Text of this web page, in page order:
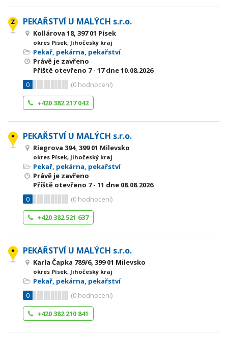
PEKAŘSTVÍ U MALÝCH s.r.o.
Kollárova 18, 397 01 Písek
okres Písek, Jihočeský kraj
Pekař, pekárna, pekařství
Právě je zavřeno
Příště otevřeno 7 - 17dne 10.08.2026
0
(0 hodnocení)
+420 382 217 042
PEKAŘSTVÍ U MALÝCH s.r.o.
Riegrova 394, 399 01 Milevsko
okres Písek, Jihočeský kraj
Pekař, pekárna, pekařství
Právě je zavřeno
Příště otevřeno 7 - 11 dne 08.08.2026
0
(0 hodnocení)
+420 382 521 637
PEKAŘSTVÍ U MALÝCH s.r.o.
Karla Čapka 789/6, 399 01 Milevsko
okres Písek, Jihočeský kraj
Pekař, pekárna, pekařství
0
(0 hodnocení)
+420 382 210 841